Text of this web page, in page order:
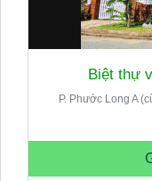
Biệt thự
P. Phước Long A